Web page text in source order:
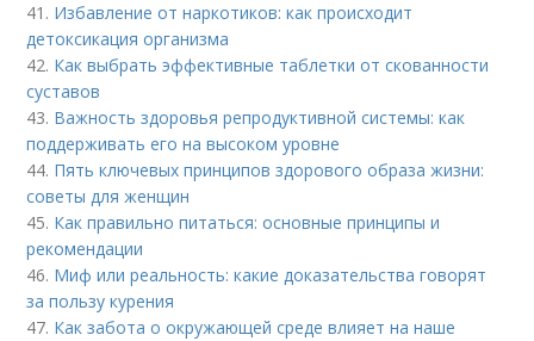
41. Избавление от наркотиков: как происходит
детоксикация организма
42. Как выбрать эффективные таблетки от скованности
суставов
43. Важность здоровья репродуктивной системы: как
поддерживать его на высоком уровне
44. Пять ключевых принципов здорового образа жизни:
советы для женщин
45. Как правильно питаться: основные принципы и
рекомендации
46. Миф или реальность: какие доказательства говорят
за пользу курения
47. Как забота о окружающей среде влияет на наше